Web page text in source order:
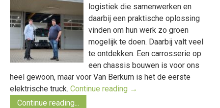
logistiek die samenwerken en
daarbij een praktische oplossing
vinden om hun werk zo groen
mogelijk te doen. Daarbij valt veel
te ontdekken. Een carrosserie op
een chassis bouwen is voor ons
heel gewoon, maar voor Van Berkum is het de eerste
elektrische truck. Continue reading →
Continue reading...